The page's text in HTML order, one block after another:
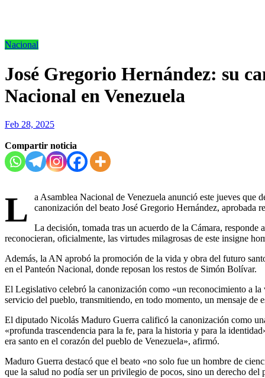
Nacional
José Gregorio Hernández: su
Nacional en Venezuela
Feb 28, 2025
Compartir noticia
L
a Asamblea Nacional de Venezuela anunció este jueves que
canonización del beato José Gregorio Hernández, aprobada
La decisión, tomada tras un acuerdo de la Cámara, responde
reconocieran, oficialmente, las virtudes milagrosas de este insigne
Además, la AN aprobó la promoción de la vida y obra del futuro
en el Panteón Nacional, donde reposan los restos de Simón Bolívar.
El Legislativo celebró la canonización como «un reconocimiento a
servicio del pueblo, transmitiendo, en todo momento, un mensaje de
El diputado Nicolás Maduro Guerra calificó la canonización como
«profunda trascendencia para la fe, para la historia y para la
era santo en el corazón del pueblo de Venezuela», afirmó.
Maduro Guerra destacó que el beato «no solo fue un hombre de
que la salud no podía ser un privilegio de pocos, sino un derecho del